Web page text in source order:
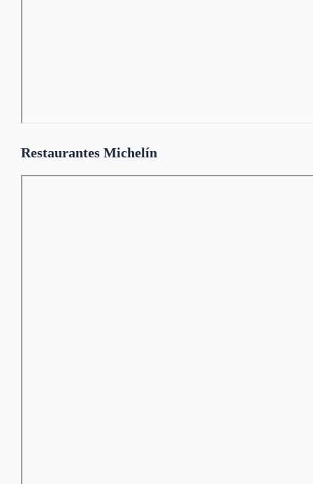
Restaurantes Michelín